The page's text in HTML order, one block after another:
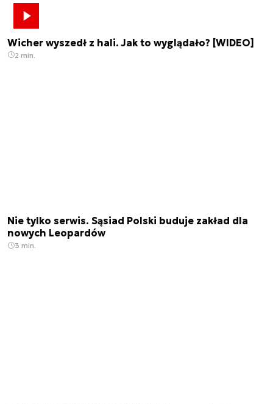
Wicher wyszedł z hali. Jak to wyglądało? [WIDEO]
2 min.
Nie tylko serwis. Sąsiad Polski buduje zakład dla
nowych Leopardów
3 min.